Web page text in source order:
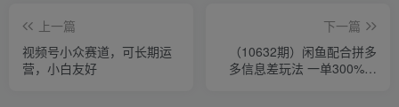
上一篇
视频号小众赛道，可长期运
营，小白友好
下一篇
（10632期）闲鱼配合拼多
多信息差玩法 一单300%利